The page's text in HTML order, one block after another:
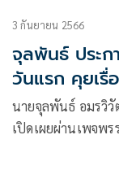
3 กันยายน 2566
จุลพันธ์ ประก
วันแรก คุยเ
นายจุลพันธ์ อมรวิวั
เปิดเผยผ่านเพจพ